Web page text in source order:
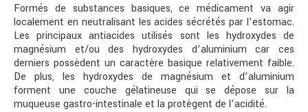
Formés de substances basiques, ce médicament va agir
localement en neutralisant les acides sécrétés par l’estomac.
Les principaux antiacides utilisés sont les hydroxydes de
magnésium et/ou des hydroxydes d’aluminium car ces
derniers possèdent un caractère basique relativement faible.
De plus, les hydroxydes de magnésium et d’aluminium
forment une couche gélatineuse qui se dépose sur la
muqueuse gastro-intestinale et la protègent de l’acidité.